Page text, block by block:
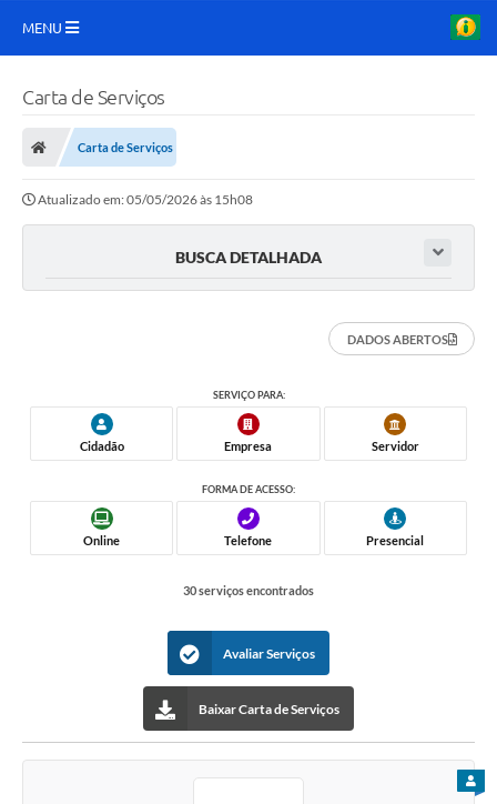
MENU
DOAÇÃO SOLIDARIA - FMDCA / FMDI
DIÁRIO OFICIAL DO MUNICÍPIO
Carta de Serviços
Horário de Atendimento dos Profissionais da Saúde
ITR - TERRA NUA
A Nossa Cidade
Legislação
Carta de Serviços
Carta de Serviços
Atualizado em: 05/05/2026 às 15h08
BUSCA DETALHADA
DADOS ABERTOS
SERVIÇO PARA:
Cidadão Empresa Servidor
FORMA DE ACESSO:
Online Telefone Presencial
30 serviços encontrados
Avaliar Serviços
Baixar Carta de Serviços